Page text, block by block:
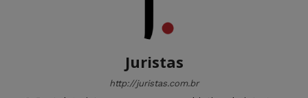
Juristas
http://juristas.com.br